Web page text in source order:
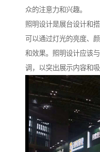
众的注意力和兴趣。
照明设计是展台设计和
可以通过灯光的亮度、
和效果。照明设计应该
调，以突出展示内容和